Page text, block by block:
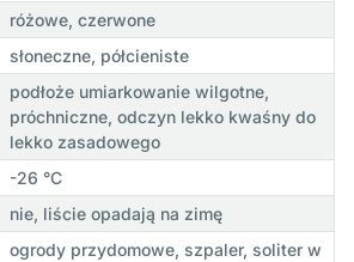
różowe, czerwone
słoneczne, półcieniste
podłoże umiarkowanie wilgotne,
próchniczne, odczyn lekko kwaśny do
lekko zasadowego
-26 °C
nie, liście opadają na zimę
ogrody przydomowe, szpaler, soliter w